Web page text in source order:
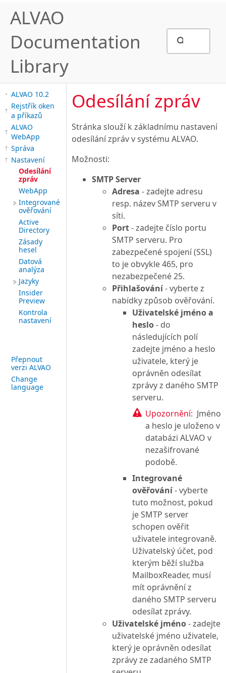
ALVAO
Documentation
Library
ALVAO 10.2
Rejstřík oken
a příkazů
ALVAO
WebApp
Správa
Nastavení
Odesílání
zpráv
WebApp
Integrované
ověřování
Active
Directory
Zásady
hesel
Datová
analýza
Jazyky
Insider
Preview
Kontrola
nastavení
Přepnout
verzi ALVAO
Change
language
Odesílání zpráv
Stránka slouží k základnímu nastavení
odesílání zpráv v systému ALVAO.
Možnosti:
SMTP Server
Adresa - zadejte adresu
resp. název SMTP serveru v
síti.
Port- zadejte číslo portu
SMTP serveru. Pro
zabezpečené spojení (SSL)
to je obvykle 465, pro
nezabezpečené 25.
Přihlašování- vyberte z
nabídky způsob ověřování.
Uživatelské jméno a
heslo- do
následujících polí
zadejte jméno a heslo
uživatele, který je
oprávněn odesílat
zprávy z daného SMTP
serveru.
Upozornění: Jméno
a heslo je uloženo v
databázi ALVAO v
nezašifrované
podobě.
Integrované
ověřování- vyberte
tuto možnost, pokud
je SMTP server
schopen ověřit
uživatele integrovaně.
Uživatelský účet, pod
kterým běží služba
MailboxReader, musí
mít oprávnění z
daného SMTP serveru
odesílat zprávy.
Uživatelské jméno- zadejte
uživatelské jméno uživatele,
který je oprávněn odesílat
zprávy ze zadaného SMTP